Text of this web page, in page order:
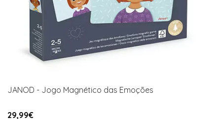
JANOD - Jogo Magnético das Emoções
29,99€